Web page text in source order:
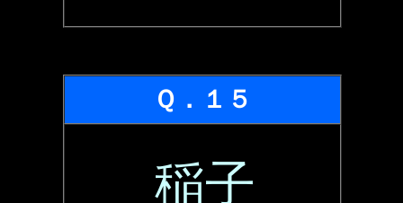
Ｑ．１５
稲子